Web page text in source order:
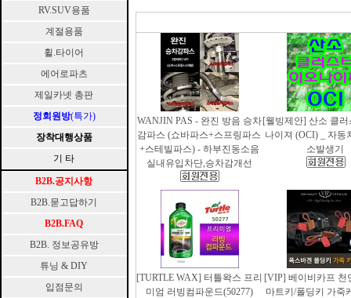
RV.SUV용품
계절용품
휠.타이어
에어로파츠
제일카넷 총판
정회원방(특가)
장착대행상품
기 타
B2B.공지사항
B2B.묻고답하기
B2B.FAQ
B2B. 정보공유방
튜닝 & DIY
입점문의
WANJIN PAS - 완진 방음 승차
감파스 (쇼바파스+스프링파스
+스테빌파스) - 하부진동소음
실내유입차단,승차감개선
[웰빙제안] 산소 클
나이져 (OCI) _ 자동
소발생기
[TURTLE WAX] 터틀왁스 프리
미엄 러빙컴파운드(50277)
[VIP] 베이비카프 천
마트키/폴딩키 가죽